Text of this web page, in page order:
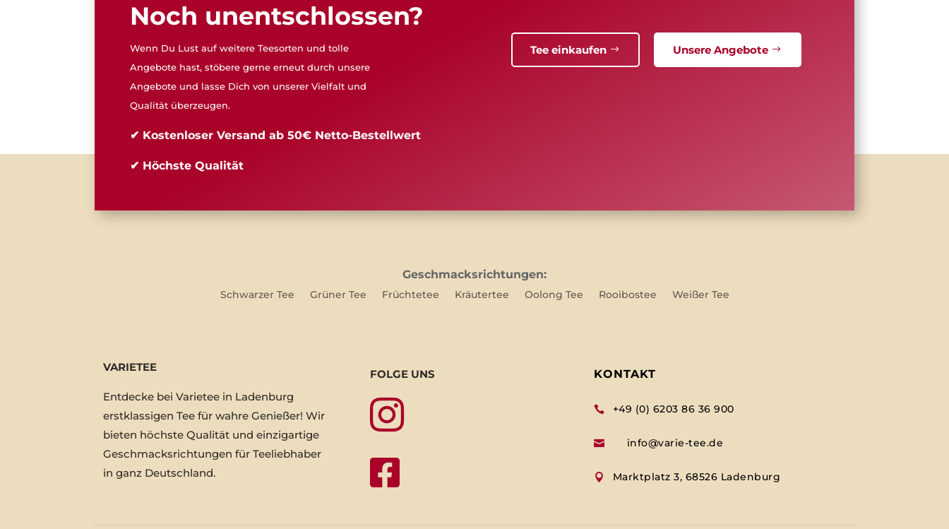
Noch unentschlossen?
Wenn Du Lust auf weitere Teesorten und tolle
Angebote hast, stöbere gerne erneut durch unsere
Angebote und lasse Dich von unserer Vielfalt und
Qualität überzeugen.
✔ Kostenloser Versand ab 50€ Netto-Bestellwert
✔ Höchste Qualität
Tee einkaufen Unsere Angebote
Geschmacksrichtungen:
Schwarzer Tee Grüner Tee Früchtetee Kräutertee Oolong Tee Rooibostee Weißer Tee
VARIETEE
Entdecke bei Varietee in Ladenburg
erstklassigen Tee für wahre Genießer! Wir
bieten höchste Qualität und einzigartige
Geschmacksrichtungen für Teeliebhaber
in ganz Deutschland.
FOLGE UNS


KONTAKT
 +49 (0) 6203 86 36 900
 info@varie-tee.de
 Marktplatz 3, 68526 Ladenburg